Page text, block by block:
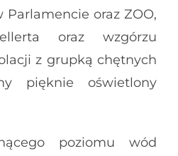
oraz ZOO,
oraz wzgórzu
z grupką chętnych
pięknie oświetlony
poziomu wód